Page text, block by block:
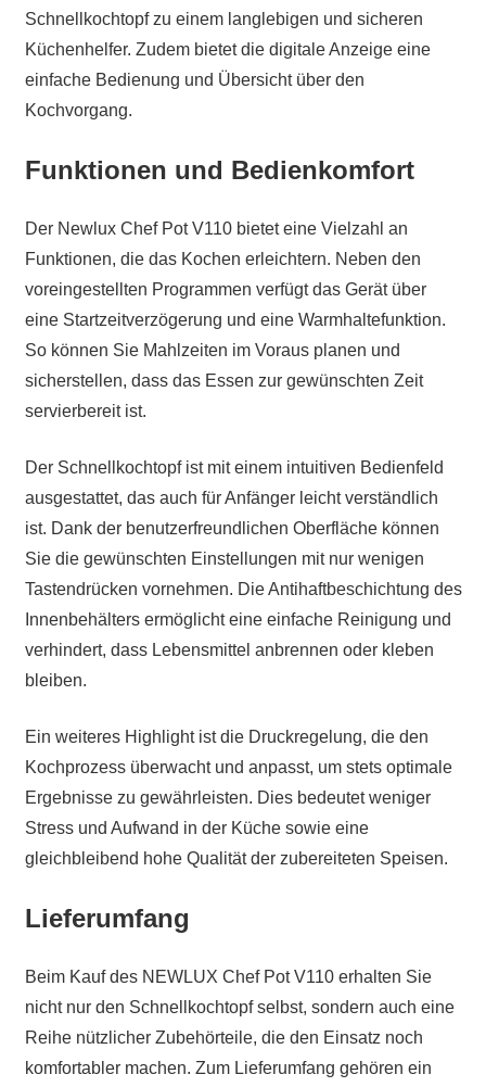
Schnellkochtopf zu einem langlebigen und sicheren
Küchenhelfer. Zudem bietet die digitale Anzeige eine
einfache Bedienung und Übersicht über den
Kochvorgang.
Funktionen und Bedienkomfort
Der Newlux Chef Pot V110 bietet eine Vielzahl an
Funktionen, die das Kochen erleichtern. Neben den
voreingestellten Programmen verfügt das Gerät über
eine Startzeitverzögerung und eine Warmhaltefunktion.
So können Sie Mahlzeiten im Voraus planen und
sicherstellen, dass das Essen zur gewünschten Zeit
servierbereit ist.
Der Schnellkochtopf ist mit einem intuitiven Bedienfeld
ausgestattet, das auch für Anfänger leicht verständlich
ist. Dank der benutzerfreundlichen Oberfläche können
Sie die gewünschten Einstellungen mit nur wenigen
Tastendrücken vornehmen. Die Antihaftbeschichtung des
Innenbehälters ermöglicht eine einfache Reinigung und
verhindert, dass Lebensmittel anbrennen oder kleben
bleiben.
Ein weiteres Highlight ist die Druckregelung, die den
Kochprozess überwacht und anpasst, um stets optimale
Ergebnisse zu gewährleisten. Dies bedeutet weniger
Stress und Aufwand in der Küche sowie eine
gleichbleibend hohe Qualität der zubereiteten Speisen.
Lieferumfang
Beim Kauf des NEWLUX Chef Pot V110 erhalten Sie
nicht nur den Schnellkochtopf selbst, sondern auch eine
Reihe nützlicher Zubehörteile, die den Einsatz noch
komfortabler machen. Zum Lieferumfang gehören ein